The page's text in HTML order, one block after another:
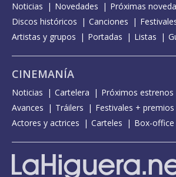
Noticias Novedades
Próximas
Discos históricos
Canciones
Artistas y grupos
Portadas Listas
CINEMANÍA
Noticias Cartelera Próximos estrenos
Avances
Tráilers
Festivales + premios
Actores y actrices
Carteles Box-office